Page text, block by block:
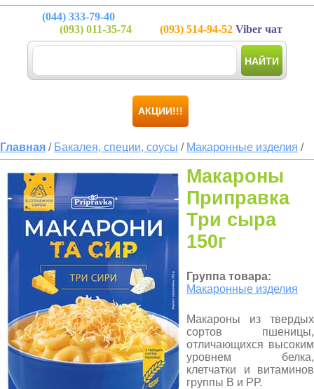
(044) 333-79-40
(093) 011-35-74 (093) 514-94-52 Viber чат
НАЙТИ
АКЦИИ!!!
Главная / Бакалея, специи, соусы / Макаронные изделия /
Макароны
Приправка
Три сыра
150г
Группа товара:
Макаронные изделия
Макароны из твердых
сортов пшеницы,
отличающихся высоким
уровнем белка,
клетчатки и витаминов
группы В и РР.